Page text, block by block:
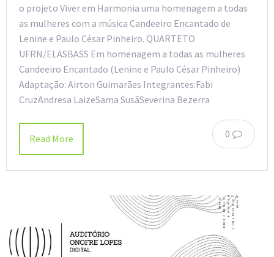
o projeto Viver em Harmonia uma homenagem a todas
as mulheres com a música Candeeiro Encantado de
Lenine e Paulo César Pinheiro. QUARTETO
UFRN/ELASBASS Em homenagem a todas as mulheres
Candeeiro Encantado (Lenine e Paulo César Pinheiro)
Adaptação: Airton Guimarães Integrantes:Fabi
CruzAndresa LaizeSama SusãSeverina Bezerra
0
Read More